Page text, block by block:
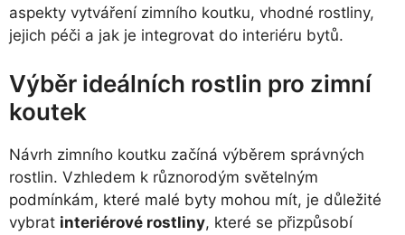
aspekty vytváření zimního koutku, vhodné rostliny,
jejich péči a jak je integrovat do interiéru bytů.
Výběr ideálních rostlin pro zimní
koutek
Návrh zimního koutku začíná výběrem správných
rostlin. Vzhledem k různorodým světelným
podmínkám, které malé byty mohou mít, je důležité
vybrat interiérové rostliny, které se přizpůsobí